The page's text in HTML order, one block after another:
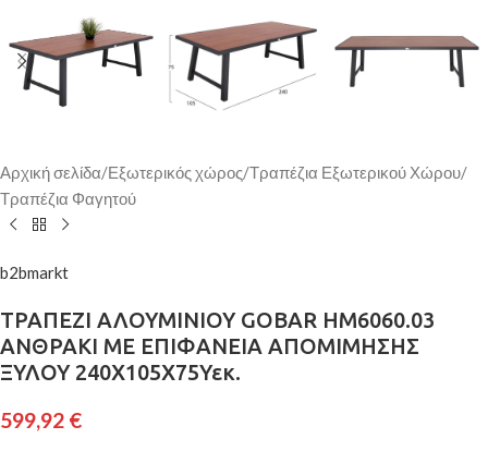
Αρχική σελίδα/Εξωτερικός χώρος/Τραπέζια Εξωτερικού Χώρου/
Τραπέζια Φαγητού
b2bmarkt
ΤΡΑΠΕΖΙ ΑΛΟΥΜΙΝΙΟΥ GOBAR HM6060.03
ΑΝΘΡΑΚΙ ΜΕ ΕΠΙΦΑΝΕΙΑ ΑΠΟΜΙΜΗΣΗΣ
ΞΥΛΟΥ 240Χ105Χ75Υεκ.
599,92 €